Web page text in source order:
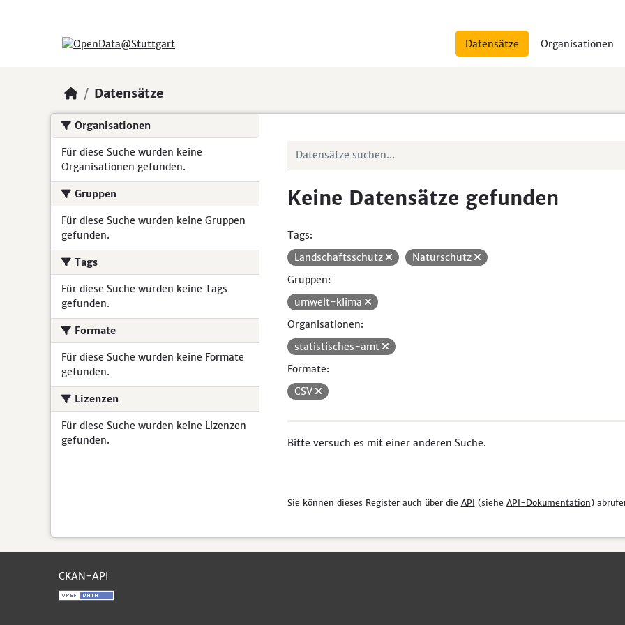
Datensätze Organisationen
Datensätze
Organisationen
Für diese Suche wurden keine
Organisationen gefunden.
Gruppen
Für diese Suche wurden keine Gruppen
gefunden.
Tags
Für diese Suche wurden keine Tags
gefunden.
Formate
Für diese Suche wurden keine Formate
gefunden.
Lizenzen
Für diese Suche wurden keine Lizenzen
gefunden.
Keine Datensätze gefunden
Tags:
Landschaftsschutz
Naturschutz
Gruppen:
umwelt-klima
Organisationen:
statistisches-amt
Formate:
CSV
Bitte versuch es mit einer anderen Suche.
Sie können dieses Register auch über die API (siehe API-Dokumentation)
CKAN-API